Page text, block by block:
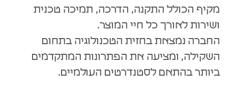
מקיף הכולל התקנה, הדרכה, תמיכה טכנית
ושירות לאורך כל חיי המוצר.
החברה נמצאת בחזית הטכנולוגיה בתחום
השקילה, ומציעה את הפתרונות המתקדמים
ביותר בהתאם לסטנדרטים העולמיים.